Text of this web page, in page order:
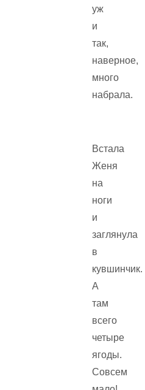
уж
и
так,
наверное,
много
набрала.
Встала
Женя
на
ноги
и
заглянула
в
кувшинчик.
А
там
всего
четыре
ягоды.
Совсем